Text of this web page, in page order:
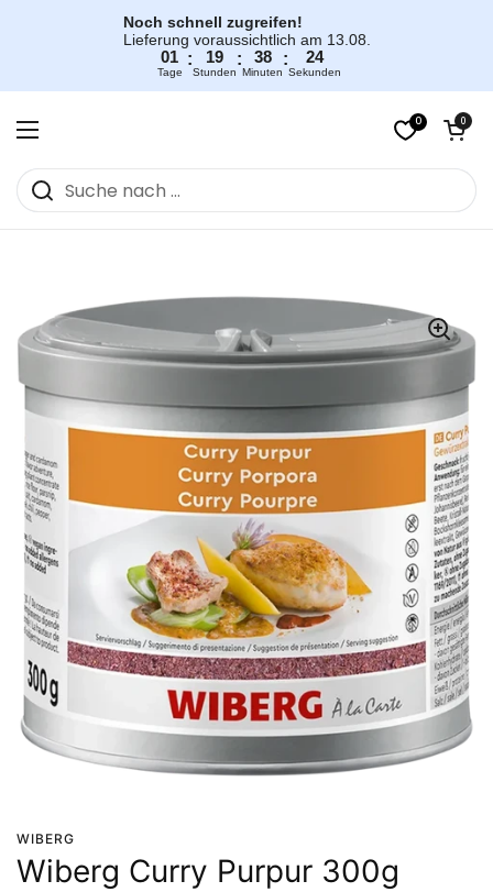
Noch schnell zugreifen!
Lieferung voraussichtlich am 13.08.
01
Tage
: 19
Stunden
: 38
Minuten
: 23
Sekunden
Menü öffnen
0Warenkorb
0
WIBERG
Wiberg Curry Purpur 300g